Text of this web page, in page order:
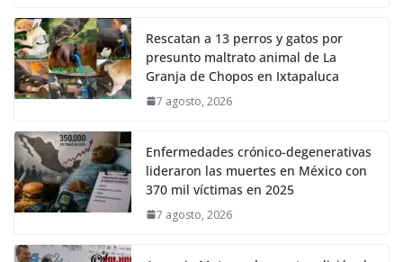
Rescatan a 13 perros y gatos por
presunto maltrato animal de La
Granja de Chopos en Ixtapaluca
7 agosto, 2026
Enfermedades crónico-degenerativas
lideraron las muertes en México con
370 mil víctimas en 2025
7 agosto, 2026